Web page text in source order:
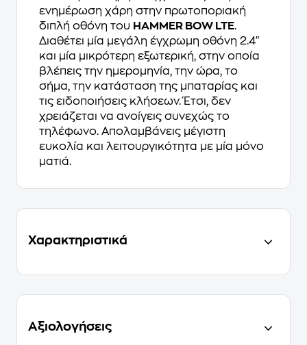
ενημέρωση χάρη στην πρωτοποριακή
διπλή οθόνη του HAMMER BOW LTE.
Διαθέτει μία μεγάλη έγχρωμη οθόνη 2.4"
και μία μικρότερη εξωτερική, στην οποία
βλέπεις την ημερομηνία, την ώρα, το
σήμα, την κατάσταση της μπαταρίας και
τις ειδοποιήσεις κλήσεων. Έτσι, δεν
χρειάζεται να ανοίγεις συνεχώς το
τηλέφωνο. Απολαμβάνεις μέγιστη
ευκολία και λειτουργικότητα με μία μόνο
ματιά.
Χαρακτηριστικά
Αξιολογήσεις